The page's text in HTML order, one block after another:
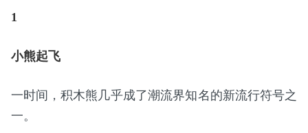
1
小熊起飞
一时间，积木熊几乎成了潮流界知名的新流行符号之
一。